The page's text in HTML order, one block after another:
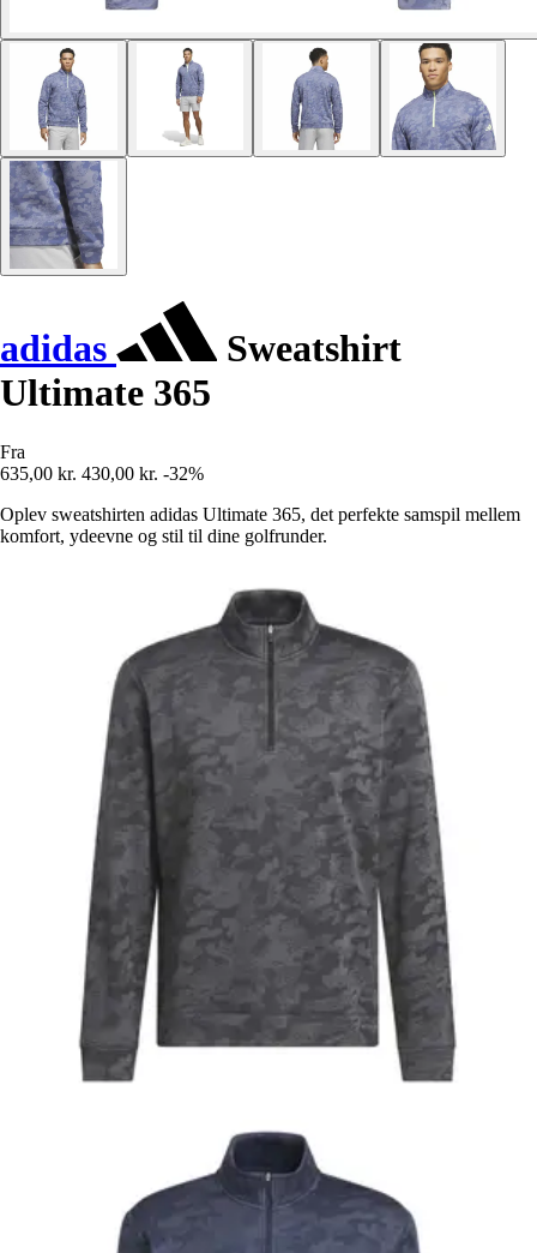
adidas
Sweatshirt
Ultimate 365
Fra
635,00 kr. 430,00 kr. -32%
Oplev sweatshirten adidas Ultimate 365, det perfekte samspil mellem
komfort, ydeevne og stil til dine golfrunder.